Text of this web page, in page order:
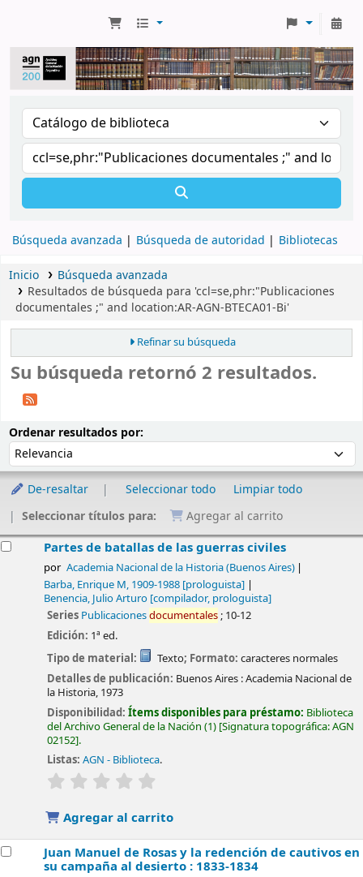
Búsqueda avanzada Búsqueda de autoridad Bibliotecas
Inicio
Búsqueda avanzada
Resultados de búsqueda para 'ccl=se,phr:"Publicaciones
documentales ;" and location:AR-AGN-BTECA01-Bi'
Refinar su búsqueda
Su búsqueda retornó 2 resultados.
Ordenar resultados por:
De-resaltar Seleccionar todo
Limpiar todo
Seleccionar títulos para:
Agregar al carrito
Partes de batallas de las guerras civiles
por Academia Nacional de la Historia (Buenos Aires)
Barba, Enrique M, 1909-1988 [prologuista]
Benencia, Julio Arturo [compilador, prologuista]
Series Publicacionesdocumentales; 10-12
Edición: 1ª ed.
Tipo de material:
Texto; Formato: caracteres normales
Detalles de publicación: Buenos Aires :Academia Nacional de
la Historia, 1973
Disponibilidad:Ítems disponibles para préstamo: Biblioteca
del Archivo General de la Nación (1) Signatura topográfica:AGN
02152 .
Listas: AGN - Biblioteca.
valoración
Agregar al carrito
Juan Manuel de Rosas y la redención de cautivos en
su campaña al desierto : 1833-1834